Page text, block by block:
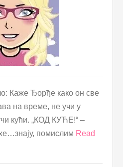
Каже Ђорђе како он све
на време, не учи у
кући. „КОД КУЋЕ!“ –
помислим Read